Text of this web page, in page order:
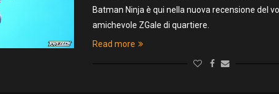
Batman Ninja è qui nella nuova recensione del
amichevole ZGale di quartiere.
Read more